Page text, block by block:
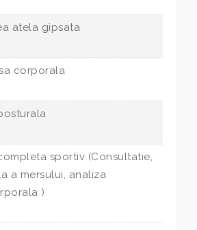
atela gipsata
corporala
sportiv (Consultatie,
a mersului, analiza
)